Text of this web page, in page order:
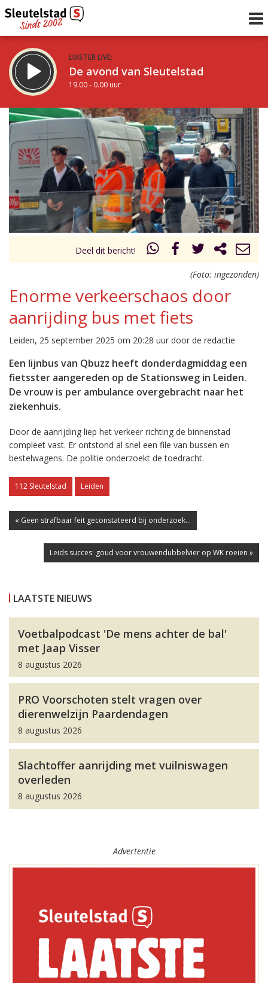
LUISTER LIVE:
De avond van Sleutelstad
19.00 - 0.00 uur
STRAKS:
De nacht van Sleutelstad
0.00 - 6.00 uur
Vorig uur
uur 1 van 0 Volgend uur
Inklappen
Deel dit bericht!
(Foto: ingezonden)
Enorme verkeerschaos door
aanrijding bus met fiets
Leiden, 25 september 2025 om 20:28 uur door de redactie
Een lijnbus van Qbuzz heeft donderdagmiddag een
fietsster aangereden op de Stationsweg in Leiden.
De vrouw is per ambulance overgebracht naar het
ziekenhuis.
Door de aanrijding liep het verkeer richting de binnenstad
compleet vast. Er ontstond al snel een file van bussen en
bestelwagens. De politie onderzoekt de toedracht.
112 Sleutelstad Leiden
« Geen strafbaar feit geconstateerd bij onderzoek...
Leids succes: goud voor vrouwendubbelvier op WK roeien »
LAATSTE NIEUWS
Voetbalpodcast 'De mens achter de bal'
met Jaap Visser
8 augustus 2026
PRO Voorschoten stelt vragen over
dierenwelzijn Paardendagen
8 augustus 2026
Slachtoffer aanrijding met vuilniswagen
overleden
8 augustus 2026
Advertentie